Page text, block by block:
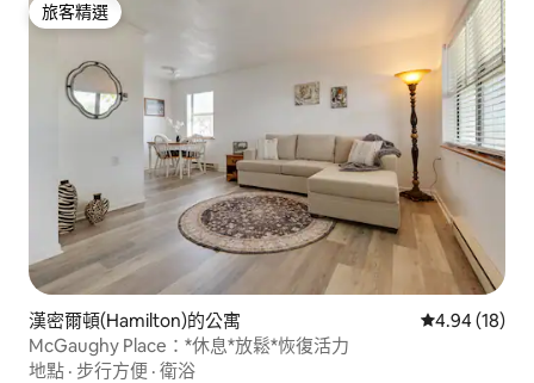
旅客精選
旅客精選
漢密爾頓(Hamilton)的公寓 從 18 則評價
4.94 (18)
McGaughy Place：*休息*放鬆*恢復活力
地點 · 步行方便 · 衛浴